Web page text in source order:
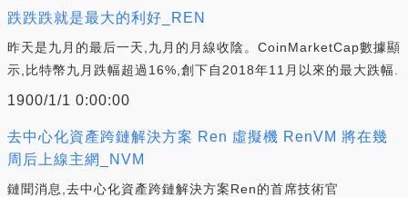
跌跌跌就是最大的利好_REN
昨天是九月的最后一天,九月的月線收陰。CoinMarketCap數據顯
示,比特幣九月跌幅超過16%,創下自2018年11月以來的最大跌幅.
1900/1/1 0:00:00
去中心化資產跨鏈解決方案 Ren 虛擬機 RenVM 將在幾
周后上線主網_NVM
鏈聞消息,去中心化資產跨鏈解決方案Ren的首席技術官